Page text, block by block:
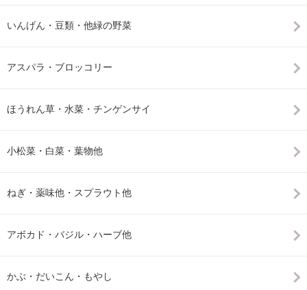
いんげん・豆類・他緑の野菜
アスパラ・ブロッコリー
ほうれん草・水菜・チンゲンサイ
小松菜・白菜・葉物他
ねぎ・薬味他・スプラウト他
アボカド・バジル・ハーブ他
かぶ・だいこん・もやし